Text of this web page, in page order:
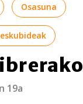
Osasuna
19a